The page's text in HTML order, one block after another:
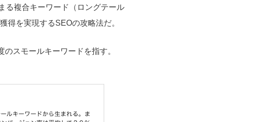
る複合キーワード（ロングテール
得を実現するSEOの攻略法だ。
スモールキーワードを指す。